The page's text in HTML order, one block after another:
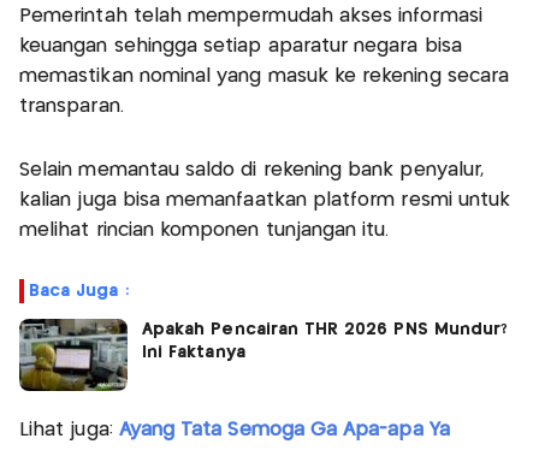
Pemerintah telah mempermudah akses informasi
keuangan sehingga setiap aparatur negara bisa
memastikan nominal yang masuk ke rekening secara
transparan.
Selain memantau saldo di rekening bank penyalur,
kalian juga bisa memanfaatkan platform resmi untuk
melihat rincian komponen tunjangan itu.
Baca Juga :
Apakah Pencairan THR 2026 PNS Mundur?
Ini Faktanya
Lihat juga: Ayang Tata Semoga Ga Apa-apa Ya